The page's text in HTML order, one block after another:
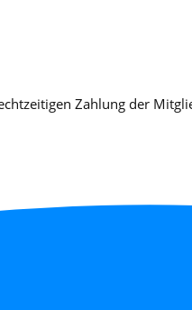
Zahlung der